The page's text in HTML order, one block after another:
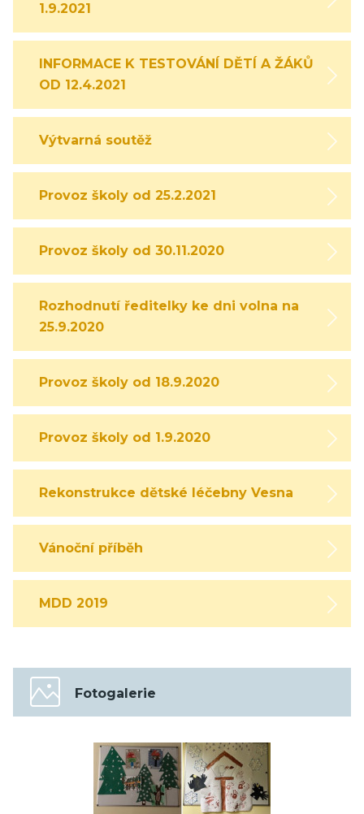
1.9.2021
INFORMACE K TESTOVÁNÍ DĚTÍ A ŽÁKŮ
OD 12.4.2021
Výtvarná soutěž
Provoz školy od 25.2.2021
Provoz školy od 30.11.2020
Rozhodnutí ředitelky ke dni volna na
25.9.2020
Provoz školy od 18.9.2020
Provoz školy od 1.9.2020
Rekonstrukce dětské léčebny Vesna
Vánoční příběh
MDD 2019
Fotogalerie